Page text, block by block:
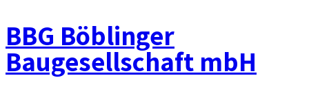
BBG Böblinger
Baugesellschaft mbH